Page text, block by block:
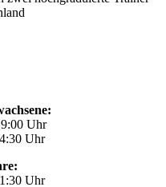
Uhr
Uhr
Uhr